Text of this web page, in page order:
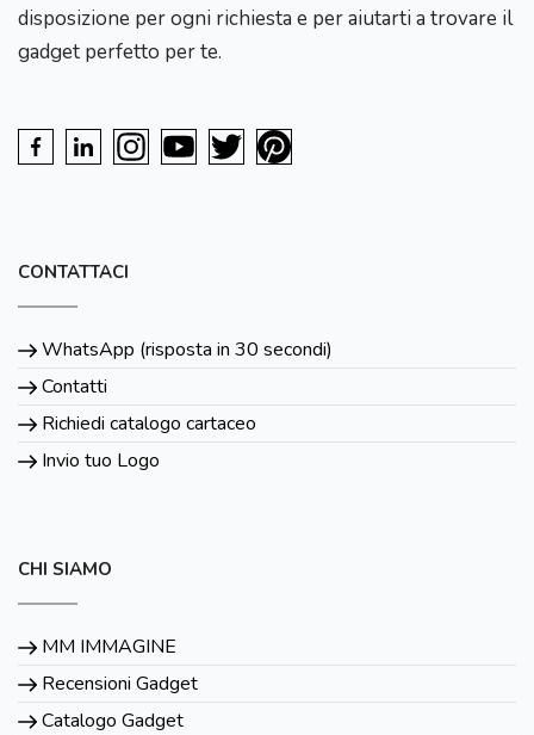
disposizione per ogni richiesta e per aiutarti a trovare il
gadget perfetto per te.
CONTATTACI
WhatsApp (risposta in 30 secondi)
Contatti
Richiedi catalogo cartaceo
Invio tuo Logo
CHI SIAMO
MM IMMAGINE
Recensioni Gadget
Catalogo Gadget